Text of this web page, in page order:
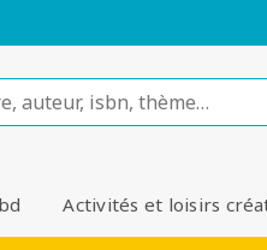
Activités et loisirs